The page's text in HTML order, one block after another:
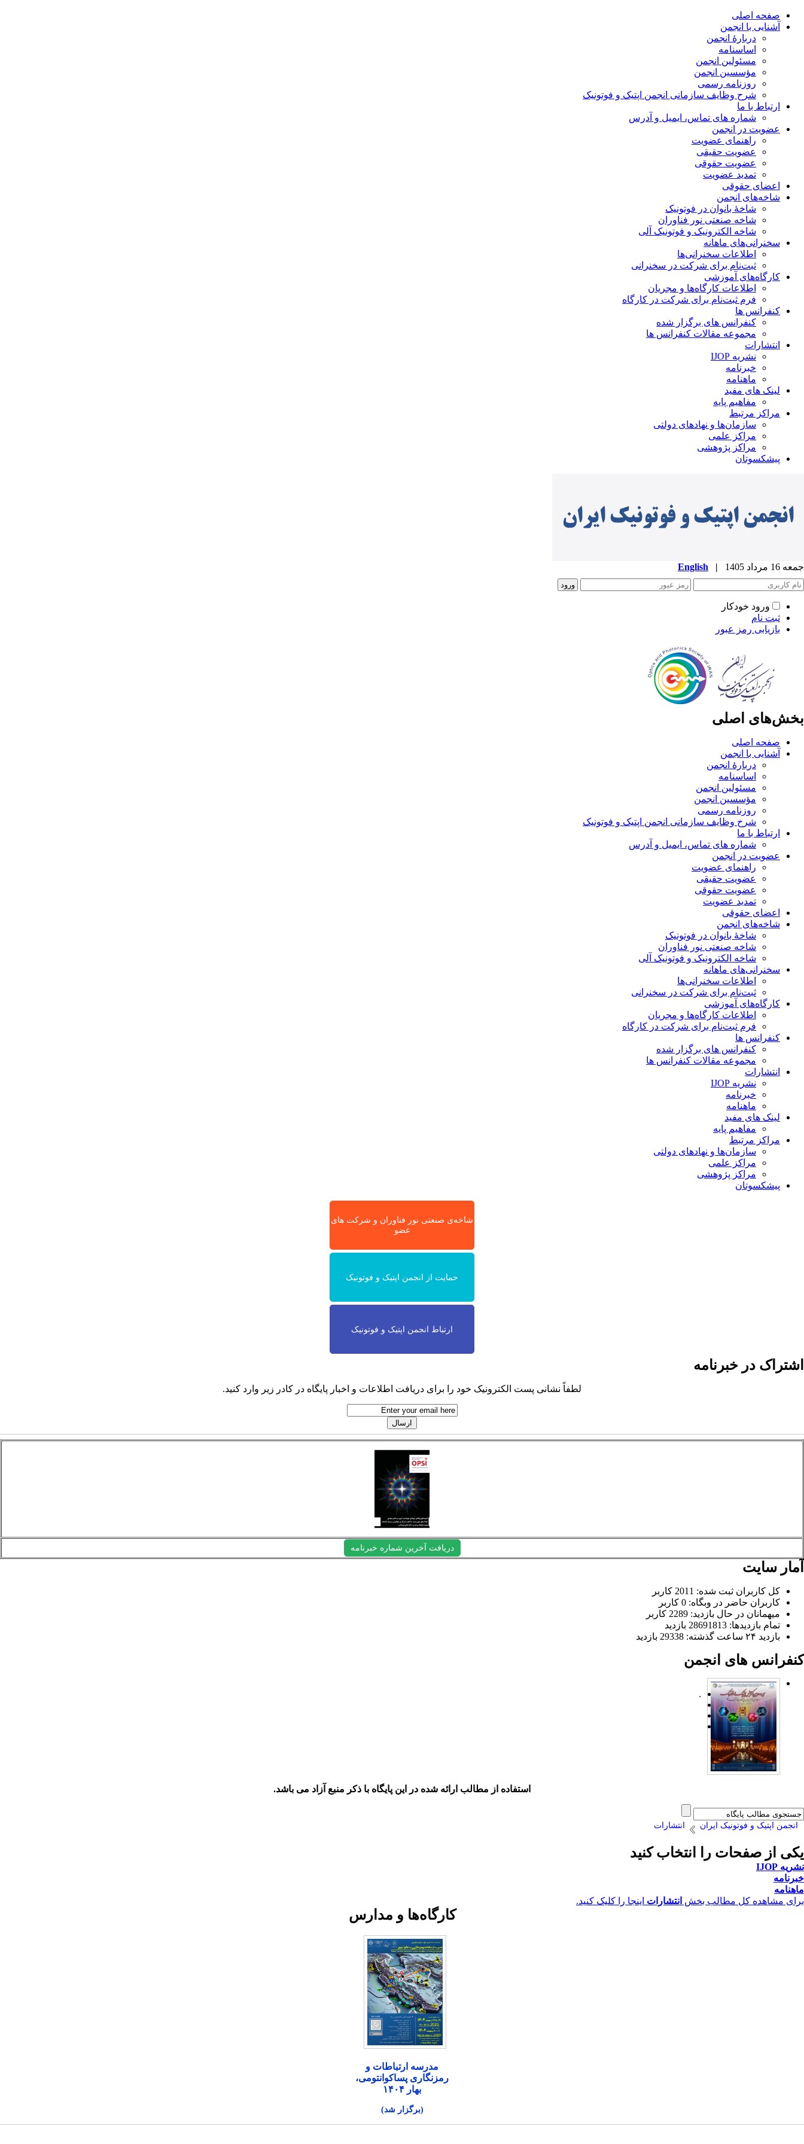
صفحه اصلی
آشنایی با انجمن
دربارۀ انجمن
اساسنامه
مسئولین انجمن
مؤسسین انجمن
روزنامه رسمی
شرح وظایف سازمانی انجمن اپتیک و فوتونیک
ارتباط با ما
شماره های تماس، ایمیل و آدرس
عضویت در انجمن
راهنمای عضویت
عضویت حقیقی
عضویت حقوقی
تمدید عضویت
اعضای حقوقی
شاخه‌های انجمن
شاخۀ بانوان در فوتونیک
شاخه صنعتی نور فناوران
شاخه‌ الکترونیک و فوتونیک آلی
سخنرانی‌های ماهانه
اطلاعات سخنرانی‌‌ها
ثبت‌نام برای شرکت در سخنرانی
کارگاه‌های آموزشی
اطلاعات کارگاه‌ها و مجریان
فرم ثبت‌نام برای شرکت در کارگاه
کنفرانس ها
کنفرانس های برگزار شده
مجموعه مقالات کنفرانس ها
انتشارات
نشریه IJOP
خبرنامه
ماهنامه
لینک های مفید
مفاهیم پایه
مراکز مرتبط
سازمان‌ها و نهادهای دولتی
مراکز علمی
مراکز پژوهشی
پیشکسوتان
جمعه 16 مرداد 1405 |
English
ورود خودکار
ثبت نام
بازیابی رمز عبور
بخش‌های اصلی
صفحه اصلی
آشنایی با انجمن
دربارۀ انجمن
اساسنامه
مسئولین انجمن
مؤسسین انجمن
روزنامه رسمی
شرح وظایف سازمانی انجمن اپتیک و فوتونیک
ارتباط با ما
شماره های تماس، ایمیل و آدرس
عضویت در انجمن
راهنمای عضویت
عضویت حقیقی
عضویت حقوقی
تمدید عضویت
اعضای حقوقی
شاخه‌های انجمن
شاخۀ بانوان در فوتونیک
شاخه صنعتی نور فناوران
شاخه‌ الکترونیک و فوتونیک آلی
سخنرانی‌های ماهانه
اطلاعات سخنرانی‌‌ها
ثبت‌نام برای شرکت در سخنرانی
کارگاه‌های آموزشی
اطلاعات کارگاه‌ها و مجریان
فرم ثبت‌نام برای شرکت در کارگاه
کنفرانس ها
کنفرانس های برگزار شده
مجموعه مقالات کنفرانس ها
انتشارات
نشریه IJOP
خبرنامه
ماهنامه
لینک های مفید
مفاهیم پایه
مراکز مرتبط
سازمان‌ها و نهادهای دولتی
مراکز علمی
مراکز پژوهشی
پیشکسوتان
شاخه‌ی صنعتی نور فناوران و شرکت های
عضو
حمایت از انجمن اپتیک و فوتونیک
ارتباط انجمن اپتیک و فوتونیک
اشتراک در خبرنامه
لطفاً نشانی پست الکترونیک خود را برای دریافت اطلاعات و اخبار پایگاه در کادر زیر وارد کنید.
دریافت آخرین شماره خبرنامه
آمار سایت
کل کاربران ثبت شده: 2011 کاربر
کاربران حاضر در وبگاه: 0 کاربر
میهمانان در حال بازدید: 2289 کاربر
تمام بازدید‌ها: 28691813 بازدید
بازدید ۲۴ ساعت گذشته: 29338 بازدید
کنفرانس های انجمن
.
استفاده از مطالب ارائه شده در این پایگاه با ذکر منبع آزاد می باشد.
انجمن اپتیک و فوتونیک ایران انتشارات
یکی از صفحات را انتخاب کنید
نشریه IJOP
خبرنامه
ماهنامه
برای مشاهده کل مطالب بخش انتشارات اینجا را کلیک کنید.
کارگاه‌ها و مدارس
مدرسه ارتباطات و
رمزنگاری پساکوانتومی،
بهار ۱۴۰۴
(برگزار شد)